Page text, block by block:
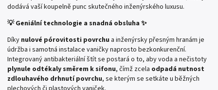
dodává vaší koupelně punc skutečného inženýrského luxusu.
💡 Geniální technologie a snadná obsluha ✨
Díky nulové pórovitosti povrchu a inženýrsky přesným hranám je
údržba i samotná instalace vaničky naprosto bezkonkurenční.
Integrovaný antibakteriální štít se postará o to, aby voda a nečistoty
plynule odtékaly směrem k sifonu, čímž zcela odpadá nutnost
zdlouhavého drhnutí povrchu, se kterým se setkáte u běžných